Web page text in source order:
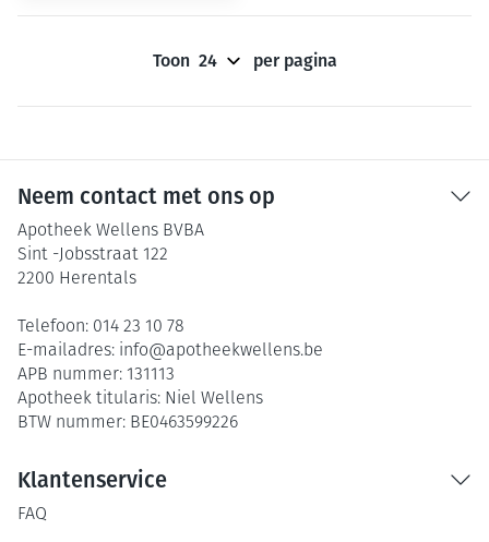
Toon per pagina
Neem contact met ons op
Apotheek Wellens BVBA
Sint -Jobsstraat 122
2200 Herentals
Telefoon: 014 23 10 78
E-mailadres: info@apotheekwellens.be
APB nummer: 131113
Apotheek titularis: Niel Wellens
BTW nummer: BE0463599226
Klantenservice
FAQ